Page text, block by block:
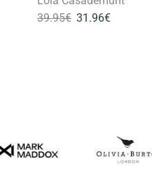
39.95€ 31.96€